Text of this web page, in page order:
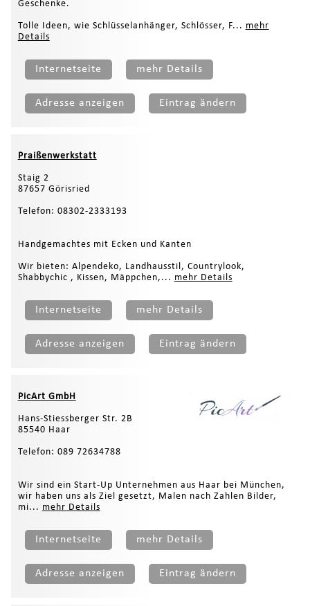
Geschenke.
Tolle Ideen, wie Schlüsselanhänger, Schlösser, F... mehr
Details
Internetseite mehr Details
Adresse anzeigen Eintrag ändern
Praißenwerkstatt
Staig 2
87657 Görisried
Telefon: 08302-2333193
Handgemachtes mit Ecken und Kanten
Wir bieten: Alpendeko, Landhausstil, Countrylook,
Shabbychic , Kissen, Mäppchen,... mehr Details
Internetseite mehr Details
Adresse anzeigen Eintrag ändern
PicArt GmbH
Hans-Stiessberger Str. 2B
85540 Haar
Telefon: 089 72634788
Wir sind ein Start-Up Unternehmen aus Haar bei München,
wir haben uns als Ziel gesetzt, Malen nach Zahlen Bilder,
mi... mehr Details
Internetseite mehr Details
Adresse anzeigen Eintrag ändern